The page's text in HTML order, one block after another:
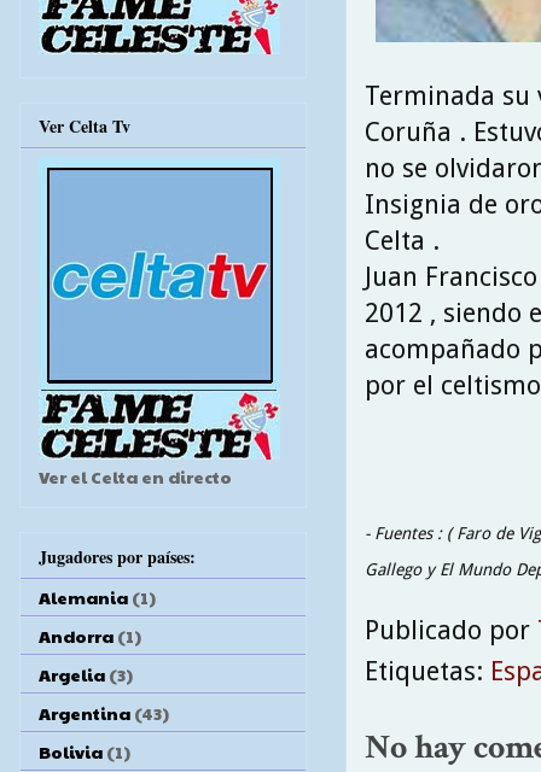
Terminada su
Coruña .
no se
Insignia de
Celta .
Juan
2012 , siendo
acompañado
por el
- Fuentes : ( Faro de
Gallego y El Mundo
Publicado por
Etiquetas:
No hay
Ver Celta Tv
Ver el Celta en directo
Jugadores por países:
Alemania (1)
Andorra (1)
Argelia (3)
Argentina (43)
Bolivia (1)